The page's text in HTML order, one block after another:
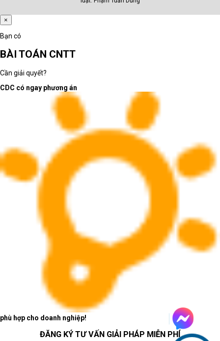
×
Bạn có
BÀI TOÁN CNTT
Cần giải quyết?
CDC có ngay phương án
phù hợp cho doanh nghiệp!
ĐĂNG KÝ TƯ VẤN GIẢI PHÁP MIỄN PHÍ